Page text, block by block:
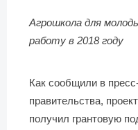
Агрошкола для
работу в 2018 году
Как сообщили в
правительства,
получил грантовую